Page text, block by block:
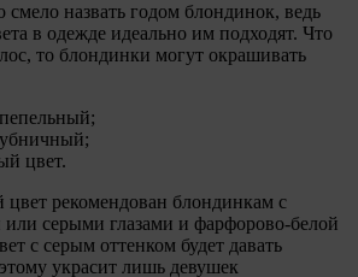
назвать годом блондинок, ведь
в одежде идеально им подходят. Что
то блондинки могут окрашивать
цвет.
рекомендован блондинкам с
серыми глазами и фарфорово-белой
с серым оттенком будет давать
украсит лишь девушек